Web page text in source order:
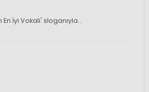
İyi Vokali' sloganıyla…